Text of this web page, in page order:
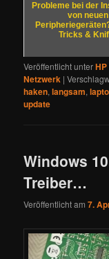
Probleme bei der
von neuen
Tricks &
Veröffentlicht unter
Netzwerk |
haken,langsam,
update
Windows
Treiber…
Veröffentlicht am7.